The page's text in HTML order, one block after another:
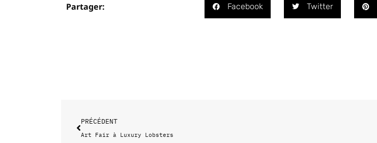
Partager: Facebook Twitter
PRÉCÉDENT
Art Fair à Luxury Lobsters